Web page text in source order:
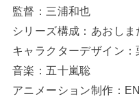
監督：三浦和也
シリーズ構成：あおしま
キャラクターデザイン：
音楽：五十嵐聡
アニメーション制作：